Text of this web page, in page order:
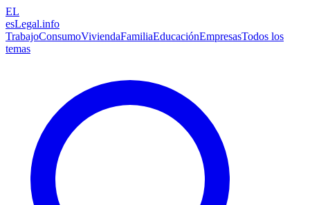
EL
esLegal.info
TrabajoConsumoViviendaFamiliaEducaciónEmpresasTodos los
temas